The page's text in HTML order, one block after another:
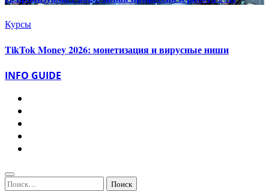
Курсы
TikTok Money 2026: монетизация и вирусные ниши
INFO GUIDE
Найти: